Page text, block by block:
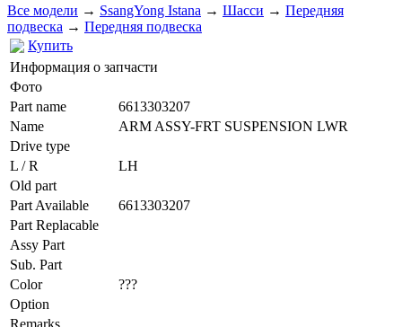
Все модели → SsangYong Istana → Шасси → Передняя
подвеска → Передняя подвеска
Купить
Информация о запчасти
Фото
Part name
6613303207
Name
ARM ASSY-FRT SUSPENSION LWR
Drive type
L / R
LH
Old part
Part Available
6613303207
Part Replacable
Assy Part
Sub. Part
Color
???
Option
Remarks